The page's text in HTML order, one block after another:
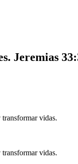
Jeremias
vidas.
vidas.